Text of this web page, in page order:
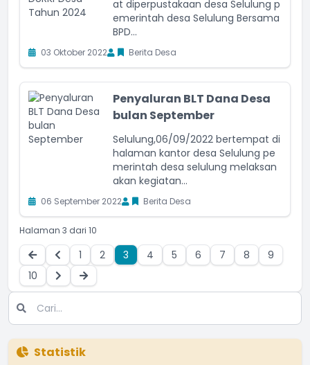
at diperpustakaan desa Selulung p
emerintah desa Selulung Bersama
BPD...
03 Oktober 2022 Berita Desa
Penyaluran BLT Dana Desa
bulan September
Selulung,06/09/2022 bertempat di
halaman kantor desa Selulung pe
merintah desa selulung melaksan
akan kegiatan...
06 September 2022 Berita Desa
Halaman 3 dari 10
1 2 3 4 5 6 7 8
9
10
Statistik